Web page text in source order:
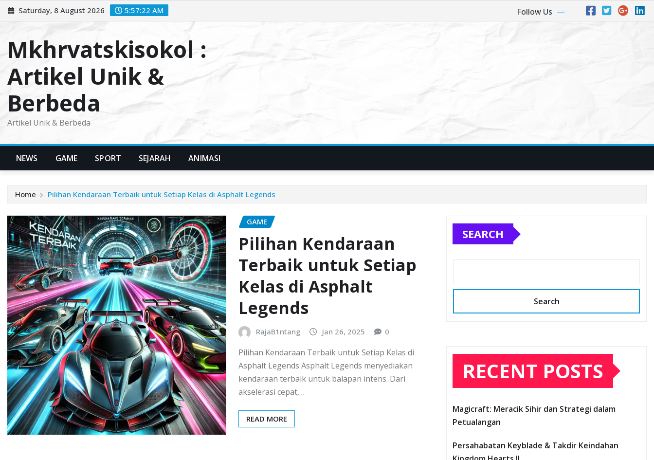
Skip
to
Saturday, 8 August 2026 5:57:23 AM Follow Us
Mkhrvatskisokol :
Artikel Unik &
Berbeda
Artikel Unik & Berbeda
NEWS GAME SPORT SEJARAH ANIMASI
Home Pilihan Kendaraan Terbaik untuk Setiap Kelas di Asphalt Legends
GAME
Pilihan Kendaraan
Terbaik untuk Setiap
Kelas di Asphalt
Legends
RajaB1ntang Jan 26, 2025 0
Pilihan Kendaraan Terbaik untuk Setiap Kelas di
Asphalt Legends Asphalt Legends menyediakan
kendaraan terbaik untuk balapan intens. Dari
akselerasi cepat,…
READ MORE
SEARCH
Search
RECENT POSTS
Magicraft: Meracik Sihir dan Strategi dalam
Petualangan
Persahabatan Keyblade & Takdir Keindahan